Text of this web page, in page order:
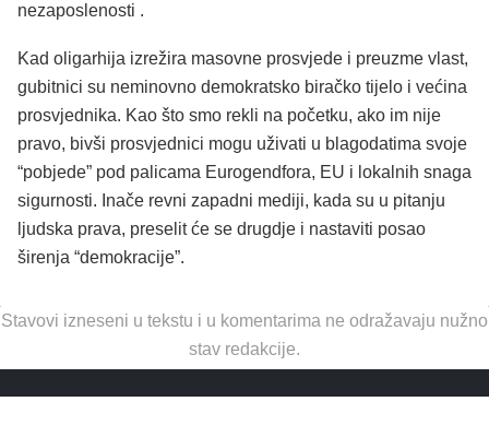
nezaposlenosti .
Kad oligarhija izrežira masovne prosvjede i preuzme vlast,
gubitnici su neminovno demokratsko biračko tijelo i većina
prosvjednika. Kao što smo rekli na početku, ako im nije
pravo, bivši prosvjednici mogu uživati u blagodatima svoje
“pobjede” pod palicama Eurogendfora, EU i lokalnih snaga
sigurnosti. Inače revni zapadni mediji, kada su u pitanju
ljudska prava, preselit će se drugdje i nastaviti posao
širenja “demokracije”.
Stavovi izneseni u tekstu i u komentarima ne odražavaju nužno
stav redakcije.